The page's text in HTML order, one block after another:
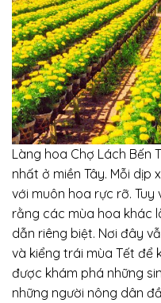
Làng hoa Chợ Lách Bến
nhất ở miền Tây. Mỗi dịp
với muôn hoa rực rỡ. Tuy
rằng các mùa hoa khác
dẫn riêng biệt. Nơi đây
và kiểng trái mùa Tết để
được khám phá những
những người nông dân